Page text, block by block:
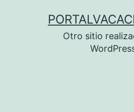
Otro sitio